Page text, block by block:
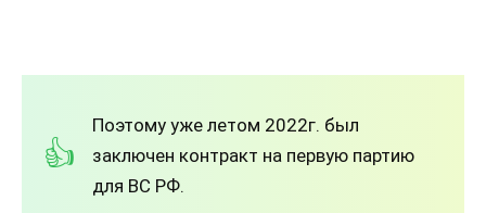
Поэтому уже летом 2022г. был
заключен контракт на первую партию
для ВС РФ.